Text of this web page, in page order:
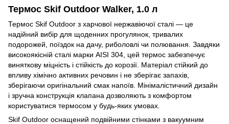
Термос Skif Outdoor Walker, 1.0 л
Термос Skif Outdoor з харчової нержавіючої сталі — це
надійний вибір для щоденних прогулянок, тривалих
подорожей, поїздок на дачу, риболовлі чи полювання. Завдяки
високоякісній сталі марки AISI 304, цей термос забезпечує
виняткову міцність і стійкість до корозії. Матеріал стійкий до
впливу хімічно активних речовин і не зберігає запахів,
зберігаючи оригінальний смак напоїв. Мінімалістичний дизайн
і зручна конструкція клапана дозволяють з комфортом
користуватися термосом у будь-яких умовах.
Skif Outdoor оснащений подвійними стінками з вакуумним